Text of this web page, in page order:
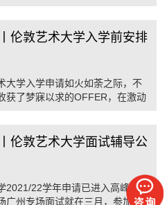
伦敦艺术大学入学前安排
大学入学申请如火如荼之际，不
获了梦寐以求的OFFER，在激动
伦敦艺术大学面试辅导公
2021/22学年申请已进入高峰，本
广州专场面试就在三月，参加面